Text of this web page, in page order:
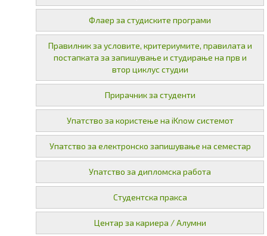
Флаер за студиските програми
Правилник за условите, критериумите, правилата и
постапката за запишување и студирање на прв и
втор циклус студии
Прирачник за студенти
Упатство за користење на iKnow системот
Упатство за електронско запишување на семестар
Упатство за дипломска работа
Студентска пракса
Центар за кариера / Алумни